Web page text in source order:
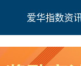
爱华指数资